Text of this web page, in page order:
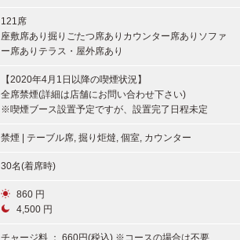
121席
座敷席あり掘りごたつ席ありカウンター席ありソファ
ー席ありテラス・屋外席あり
【2020年4月1日以降の喫煙状況】
全席禁煙(詳細は店舗にお問い合わせ下さい)
※喫煙ブース設置予定ですが、設置完了日程未定
禁煙 | テーブル席, 掘り炬燵, 個室, カウンター
30名(着席時)
860 円
4,500 円
チャージ料 ： 660円(税込) ※コースの場合は不要